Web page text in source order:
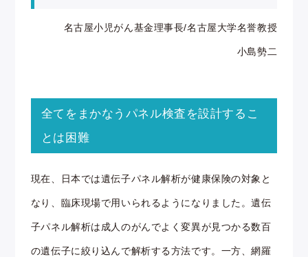
名古屋小児がん基金理事長/名古屋大学名誉教授
小島勢二
全てをまかなうパネル検査を設計するこ
とは困難
現在、日本では遺伝子パネル解析が健康保険の対象と
なり、臨床現場で用いられるようになりました。遺伝
子パネル解析は成人のがんでよく変異が見つかる数百
の遺伝子に絞り込んで解析する方法です。一方、網羅